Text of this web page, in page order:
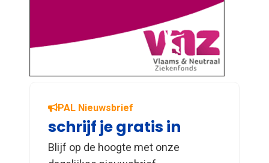
PAL Nieuwsbrief
schrijf je gratis in
Blijf op de hoogte met onze